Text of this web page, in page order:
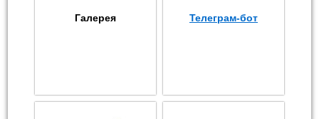
Галерея Телеграм-бот